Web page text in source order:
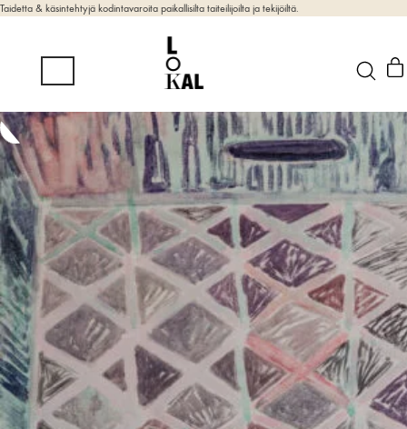
Taidetta & käsintehtyjä kodintavaroita paikallisilta taiteilijoilta ja tekijöiltä.